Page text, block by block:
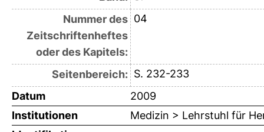
Nummer des
Zeitschriftenheftes
oder des Kapitels:
04
Seitenbereich: S. 232-233
Datum
2009
Institutionen
Medizin > Lehrstuhl für